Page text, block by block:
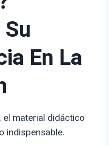
En La
el material didáctico
indispensable.